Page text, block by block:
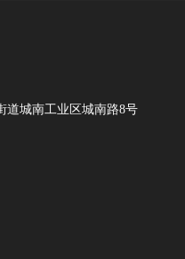
道城南工业区城南路8号